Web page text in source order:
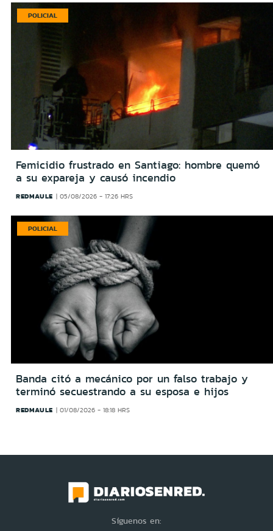
POLICIAL
Femicidio frustrado en Santiago: hombre quemó
a su expareja y causó incendio
REDMAULE 05/08/2026 - 17:26 HRS
POLICIAL
Banda citó a mecánico por un falso trabajo y
terminó secuestrando a su esposa e hijos
REDMAULE 01/08/2026 - 18:18 HRS
Síguenos en: